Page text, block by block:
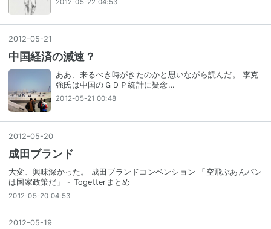
2012-05-21
中国経済の減速？
ああ、来るべき時がきたのかと思いながら読んだ。 李克
強氏は中国のＧＤＰ統計に疑念…
2012-05-21 00:48
2012-05-20
成田ブランド
大変、興味深かった。 成田ブランドコンベンション 「空飛ぶあんパン
は国家政策だ」 - Togetterまとめ
2012-05-20 04:53
2012-05-19